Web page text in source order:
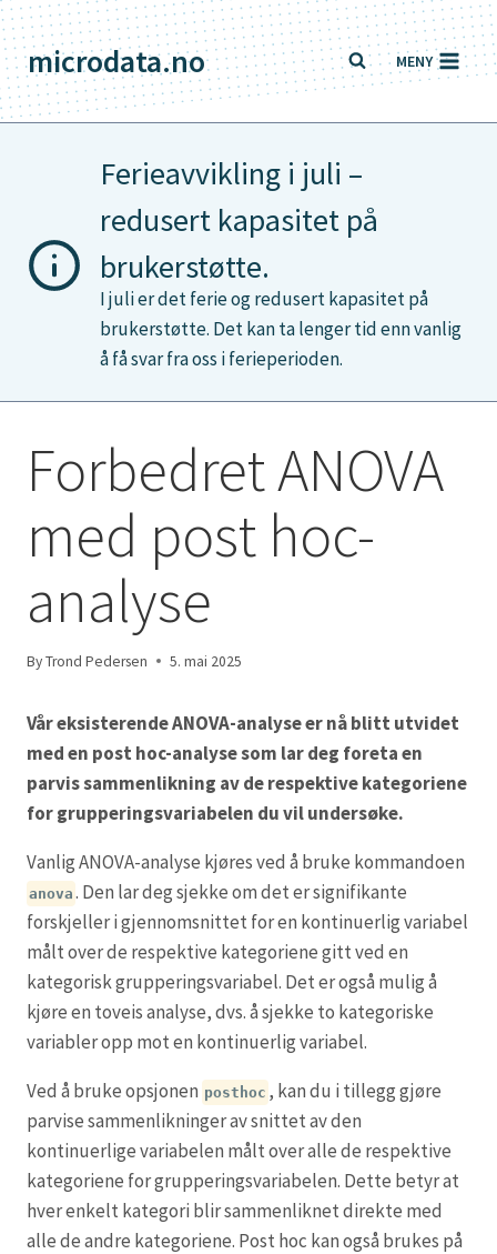
Skip
to
contentmicrodata.no MENY
Ferieavvikling i juli –
redusert kapasitet på
brukerstøtte.
I juli er det ferie og redusert kapasitet på
brukerstøtte. Det kan ta lenger tid enn vanlig
å få svar fra oss i ferieperioden.
Forbedret ANOVA
med post hoc-
analyse
ByTrond Pedersen 5. mai 2025
Vår eksisterende ANOVA-analyse er nå blitt utvidet
med en post hoc-analyse som lar deg foreta en
parvis sammenlikning av de respektive kategoriene
for grupperingsvariabelen du vil undersøke.
Vanlig ANOVA-analyse kjøres ved å bruke kommandoen
anova . Den lar deg sjekke om det er signifikante
forskjeller i gjennomsnittet for en kontinuerlig variabel
målt over de respektive kategoriene gitt ved en
kategorisk grupperingsvariabel. Det er også mulig å
kjøre en toveis analyse, dvs. å sjekke to kategoriske
variabler opp mot en kontinuerlig variabel.
Ved å bruke opsjonen posthoc , kan du i tillegg gjøre
parvise sammenlikninger av snittet av den
kontinuerlige variabelen målt over alle de respektive
kategoriene for grupperingsvariabelen. Dette betyr at
hver enkelt kategori blir sammenliknet direkte med
alle de andre kategoriene. Post hoc kan også brukes på